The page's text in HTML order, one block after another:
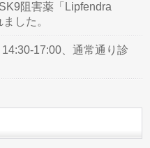
阻害薬「Lipfendra
した。
17:00、通常通り診